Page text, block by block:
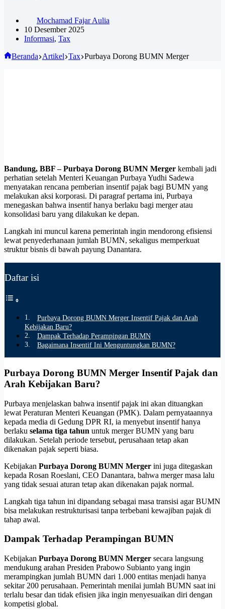
Mochamad Fajar Aulia
10 Desember 2025
Informasi, Tax
Beranda Artikel Tax Purbaya Dorong BUMN Merger
Bandung, BBF –Purbaya Dorong BUMN Merger kembali jadi
perhatian setelah Menteri Keuangan Purbaya Yudhi Sadewa
menyatakan rencana pemberian insentif pajak bagi BUMN yang
melakukan aksi korporasi. Di paragraf pertama ini, Purbaya
menegaskan bahwa insentif hanya berlaku bagi merger atau
konsolidasi baru yang dilakukan ke depan.
Langkah ini muncul karena pemerintah ingin mendorong efisiensi
lewat penyederhanaan jumlah BUMN, sekaligus memperkuat
struktur bisnis di bawah payung Danantara.
Daftar isi
Purbaya Dorong BUMN Merger Insentif Pajak dan Arah
Kebijakan Baru?
Dampak Terhadap Perampingan BUMN
Bagaimana Insentif Ini Menguntungkan BUMN?
Purbaya Dorong BUMN Merger Insentif Pajak dan
Arah Kebijakan Baru?
Purbaya menjelaskan bahwa insentif pajak ini akan dituangkan
lewat Peraturan Menteri Keuangan (PMK). Dalam pernyataannya
kepada media di Gedung DPR RI, ia menyebut insentif hanya
berlaku selama tiga tahun untuk merger BUMN yang baru
dilakukan. Setelah periode tersebut, perusahaan tetap akan
dikenakan pajak seperti biasa.
Kebijakan Purbaya Dorong BUMN Merger ini juga ditegaskan
kepada Rosan Roeslani, CEO Danantara, bahwa merger masa lalu
yang tidak sesuai aturan tetap akan dikenakan pajak normal.
Langkah tiga tahun ini dipandang sebagai masa transisi agar BUMN
bisa melakukan restrukturisasi tanpa terbebani kewajiban pajak di
tahap awal.
Dampak Terhadap Perampingan BUMN
Kebijakan Purbaya Dorong BUMN Merger secara langsung
mendukung arahan Presiden Prabowo Subianto yang ingin
merampingkan jumlah BUMN dari 1.000 entitas menjadi hanya
sekitar 200 perusahaan. Pemerintah menilai jumlah BUMN saat ini
terlalu besar dan tidak efisien jika ingin menyesuaikan diri dengan
kompetisi global.